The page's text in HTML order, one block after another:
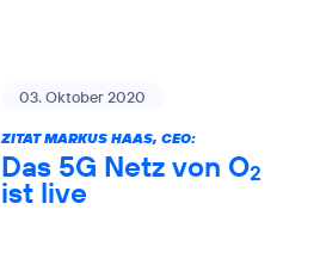
03. Oktober 2020
ZITAT MARKUS HAAS, CEO:
Das 5G Netz von O2
ist live